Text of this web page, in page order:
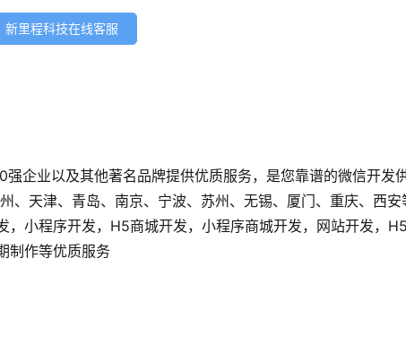
新里程科技在线客服
企业以及其他著名品牌提供优质服务，是您靠谱的微信开发
、天津、青岛、南京、宁波、苏州、无锡、厦门、重庆、西安
小程序开发，H5商城开发，小程序商城开发，网站开发，
制作等优质服务